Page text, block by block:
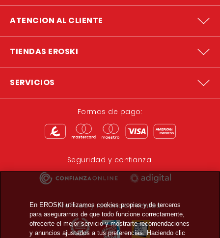
ATENCION AL CLIENTE
TIENDAS EROSKI
SERVICIOS
Formas de pago:
Seguridad y confianza:
Premios y reconocimientos:
En EROSKI utilizamos cookies propias y de terceros
para asegurarnos de que todo funcione correctamente,
ofrecerte el mejor servicio y mostrarte recomendaciones
y anuncios ajustados a tus preferencias. Haciendo clic